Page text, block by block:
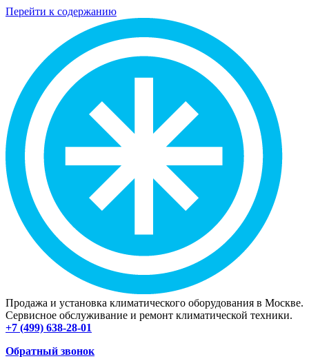
Перейти к содержанию
Продажа и установка климатического оборудования в Москве.
Сервисное обслуживание и ремонт климатической техники.
+7 (499) 638-28-01
Обратный звонок